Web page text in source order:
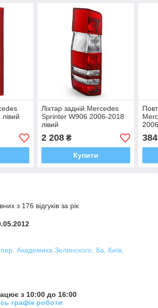
Ліхтар задній Mercedes
Sprinter W906 2006-2018
лівий
2 208₴
Купити
384
з 176 відгуків за рік
Академика Зелинского, 8а, Київ,
з 10:00 до 16:00
графік роботи